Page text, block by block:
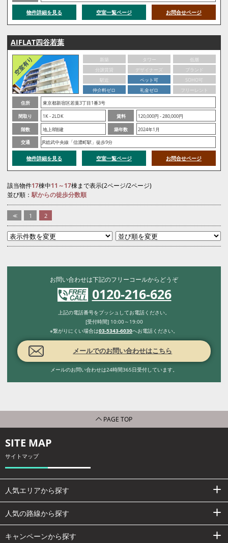
物件詳細を見る 空室一覧ページ お問合せページ
AIFLAT四谷若葉
新築 タワー
低層
分譲賃貸
デザイナーズ
ブランド
駅近
ペット可
SOHO可
仲介料ゼロ
礼金ゼロ
フリーレント
住所
東京都新宿区若葉3丁目1番3号
間取り
1K - 2LDK 賃料
120,000円 - 280,000円
階数
地上8階建 築年数
2024年1月
交通
JR総武中央線「信濃町駅」徒歩9分
物件詳細を見る 空室一覧ページ お問合せページ
該当物件17棟中11～17棟まで表示(2ページ/2ページ)
並び順：駅からの徒歩分数順
<< 1 2
お問い合わせは下記のフリーコールからどうぞ
0120-216-626
上記の電話番号をプッシュしてお電話ください。
[受付時間] 10:00～19:00
※繋がりにくい場合は03-5343-6030へお電話ください。
メールでのお問い合わせはこちら
メールのお問い合わせは24時間365日受付しています。
PAGE TOP
SITE MAP
サイトマップ
人気エリアから探す
人気の路線から探す
キャンペーンから探す